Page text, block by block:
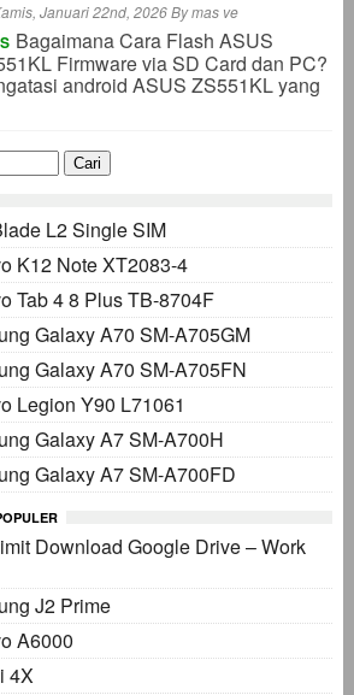
Januari 22nd, 2026 Bymas ve
Bagaimana Cara Flash ASUS
Firmware via SD Card dan PC?
android ASUS ZS551KL yang
L2 Single SIM
K12 Note XT2083-4
Tab 4 8 Plus TB-8704F
Galaxy A70 SM-A705GM
Galaxy A70 SM-A705FN
Legion Y90 L71061
Galaxy A7 SM-A700H
Galaxy A7 SM-A700FD
Download Google Drive – Work
J2 Prime
A6000
4X